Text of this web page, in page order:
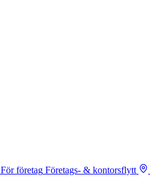
För företag Företags- & kontorsflytt